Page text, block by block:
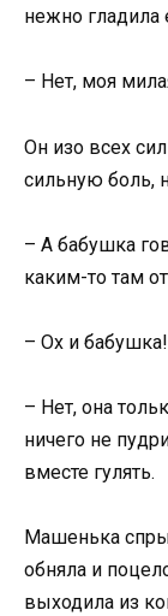
нежно гладила
– Нет, моя
Он изо всех
сильную боль,
– А бабушка
каким-то там
– Ох и
– Нет, она
ничего не
вместе гулять.
Машенька
обняла и
выходила из